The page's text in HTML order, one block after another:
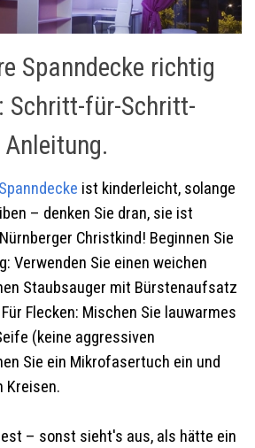
Spanndecke richtig
Schritt-für-Schritt-
Anleitung.
ist kinderleicht, solange
– denken Sie dran, sie ist
Christkind! Beginnen Sie
Verwenden Sie einen weichen
Staubsauger mit Bürstenaufsatz
Flecken: Mischen Sie lauwarmes
(keine aggressiven
Sie ein Mikrofasertuch ein und
Kreisen.
– sonst sieht's aus, als hätte ein